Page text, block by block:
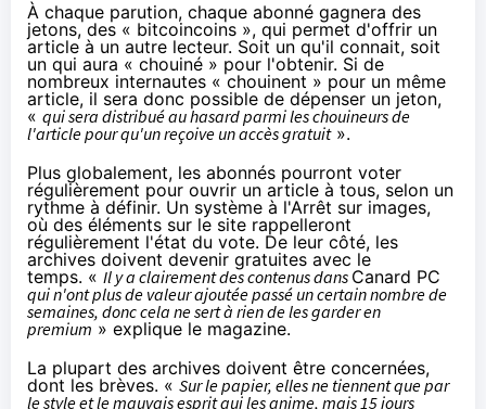
À chaque parution, chaque abonné gagnera des
jetons, des « bitcoincoins », qui permet d'offrir un
article à un autre lecteur. Soit un qu'il connait, soit
un qui aura « chouiné » pour l'obtenir. Si de
nombreux internautes « chouinent » pour un même
article, il sera donc possible de dépenser un jeton,
« qui sera distribué au hasard parmi les chouineurs de
l'article pour qu'un reçoive un accès gratuit».
Plus globalement, les abonnés pourront voter
régulièrement pour ouvrir un article à tous, selon un
rythme à définir. Un système à l'Arrêt sur images,
où des éléments sur le site rappelleront
régulièrement l'état du vote. De leur côté, les
archives doivent devenir gratuites avec le
temps. « Il y a clairement des contenus dans Canard PC
qui n'ont plus de valeur ajoutée passé un certain nombre de
semaines, donc cela ne sert à rien de les garder en
premium » explique le magazine.
La plupart des archives doivent être concernées,
dont les brèves. « Sur le papier, elles ne tiennent que par
le style et le mauvais esprit qui les anime, mais 15 jours